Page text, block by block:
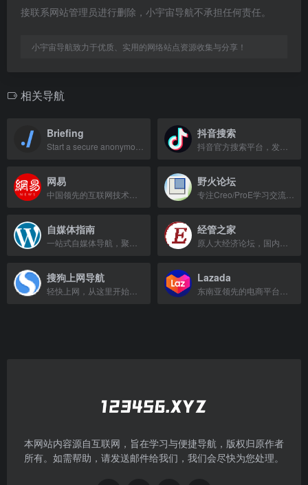
接联系网站管理员进行删除，小宇宙导航不承担任何责任。
小宇宙导航致力于优质、实用的网络站点资源收集与分享！
相关导航
Briefing 抖音搜索
网易 野火论坛
自媒体指南 经管之家
搜狗上网导航 Lazada
本网站内容源自互联网，旨在学习与便捷导航，版权归原作者
所有。如需帮助，请发送邮件给我们，我们会尽快为您处理。